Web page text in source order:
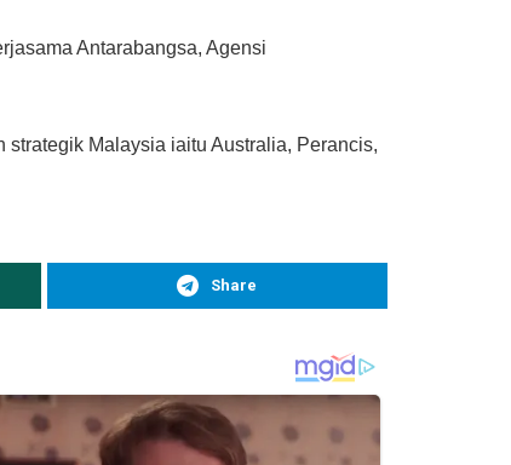
Antarabangsa, Agensi
Malaysia iaitu Australia, Perancis,
Share